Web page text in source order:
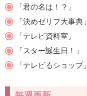
「君の名は！？」
「決めゼリフ大事典」
「テレビ資料室」
「スター誕生日！」
「テレビるショップ」